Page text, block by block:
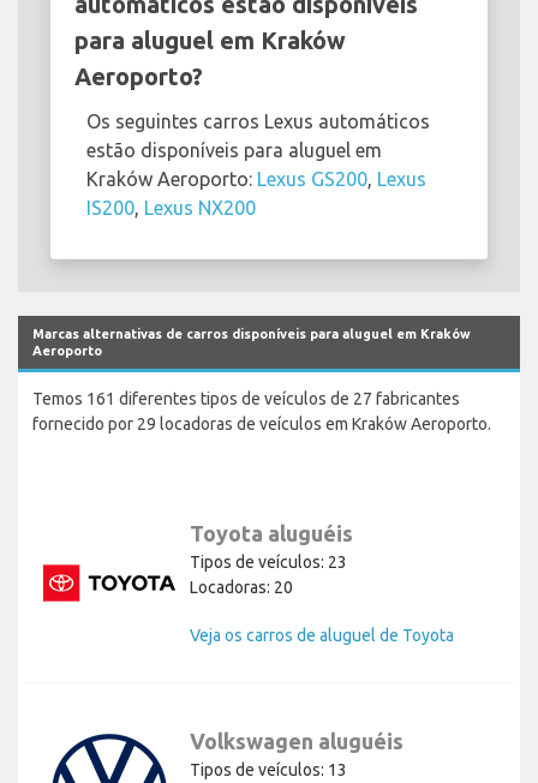
para aluguel em Kraków
Aeroporto?
Os seguintes carros Lexus automáticos
estão disponíveis para aluguel em
Kraków Aeroporto: Lexus GS200 Lexus
IS200 Lexus NX200
Marcas alternativas de carros disponíveis para aluguel em Kraków
Aeroporto
Temos 161 diferentes tipos de veículos de 27 fabricantes
fornecido por 29 locadoras de veículos em Kraków Aeroporto.
Toyota aluguéis
Tipos de veículos: 23
Locadoras: 20
Veja os carros de aluguel de Toyota
Volkswagen aluguéis
Tipos de veículos: 13